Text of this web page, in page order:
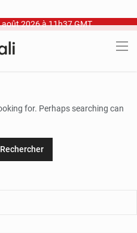
2026 à 11h37 GMT
for. Perhaps searching can